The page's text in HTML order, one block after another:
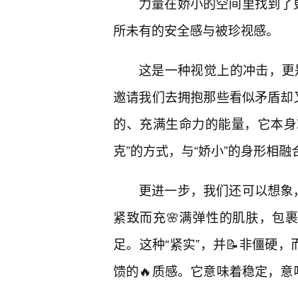
所未有的安全感与被珍视感。
这是一种视觉上的冲击，更
邀请我们去拥抱那些看似矛盾
的、充满生命力的能量，它本
克”的方式，与“娇小”的身形相
更进一步，我们还可以想
紧致而充🌸满弹性的肌肤，包
足。这种“紧实”，并📝非僵硬
馈的🔥质感。它意味着稳定，